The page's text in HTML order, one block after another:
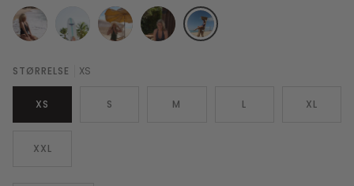
STØRRELSE XS
XS S M L XL
XXL